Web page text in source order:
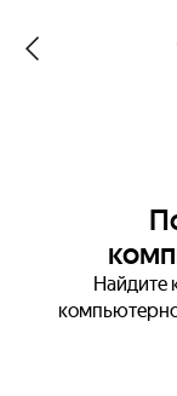
Найдите